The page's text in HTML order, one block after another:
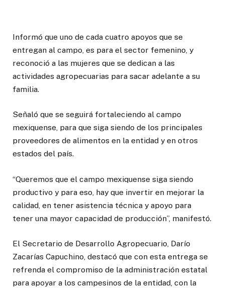
Informó que uno de cada cuatro apoyos que se
entregan al campo, es para el sector femenino, y
reconoció a las mujeres que se dedican a las
actividades agropecuarias para sacar adelante a su
familia.
Señaló que se seguirá fortaleciendo al campo
mexiquense, para que siga siendo de los principales
proveedores de alimentos en la entidad y en otros
estados del país.
“Queremos que el campo mexiquense siga siendo
productivo y para eso, hay que invertir en mejorar la
calidad, en tener asistencia técnica y apoyo para
tener una mayor capacidad de producción”, manifestó.
El Secretario de Desarrollo Agropecuario, Darío
Zacarías Capuchino, destacó que con esta entrega se
refrenda el compromiso de la administración estatal
para apoyar a los campesinos de la entidad, con la